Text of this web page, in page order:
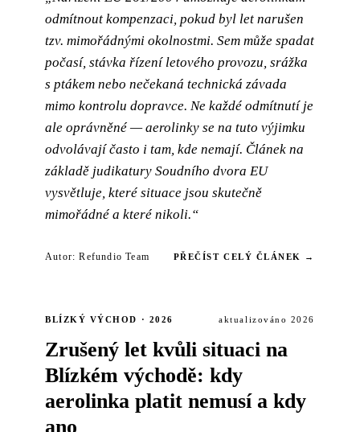
odmítnout kompenzaci, pokud byl let narušen
tzv. mimořádnými okolnostmi. Sem může spadat
počasí, stávka řízení letového provozu, srážka
s ptákem nebo nečekaná technická závada
mimo kontrolu dopravce. Ne každé odmítnutí je
ale oprávněné — aerolinky se na tuto výjimku
odvolávají často i tam, kde nemají. Článek na
základě judikatury Soudního dvora EU
vysvětluje, které situace jsou skutečně
mimořádné a které nikoli.“
Autor: Refundio Team PŘEČÍST CELÝ ČLÁNEK →
BLÍZKÝ VÝCHOD · 2026 aktualizováno 2026
Zrušený let kvůli situaci na
Blízkém východě: kdy
aerolinka platit nemusí a kdy
ano